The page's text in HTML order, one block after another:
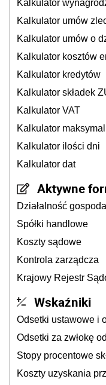
Kalkulator
Kalkulator umów
Kalkulator umów o
Kalkulator kosztów
Kalkulator kredytów
Kalkulator składek
Kalkulator VAT
Kalkulator
Kalkulator ilości dni
Kalkulator dat
Aktywne
Działalność
Spółki handlowe
Koszty sądowe
Kontrola zarządcza
Krajowy Rejestr
Wskaźniki
Odsetki ustawowe i
Odsetki za zwłokę
Stopy procentowe
Koszty uzyskania